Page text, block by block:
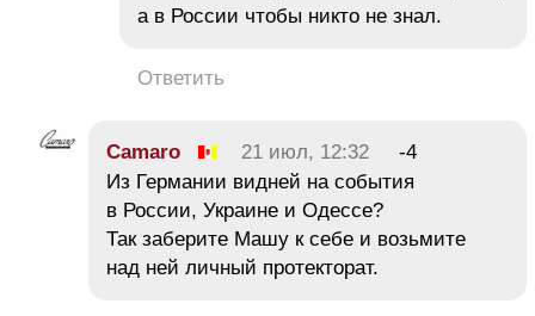
а в России чтобы никто не знал.
Ответить
Camaro 21 июл, 12:32
-4
Из Германии видней на события
в России, Украине и Одессе?
Так заберите Машу к себе и возьмите
над ней личный протекторат.